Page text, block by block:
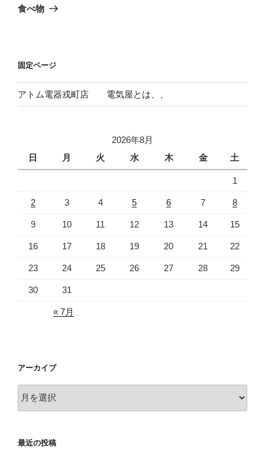
ゲ
ン
の
食べ物
固定ページ
アトム電器戎町店 電気屋とは、、
2026年8月
日
月 火 水 木 金 土
1
2 3 4 5 6 7 8
9 10 11 12 13 14 15
16 17 18 19 20 21 22
23 24 25 26 27 28 29
30 31
« 7月
アーカイブ
ー
ブ
最近の投稿